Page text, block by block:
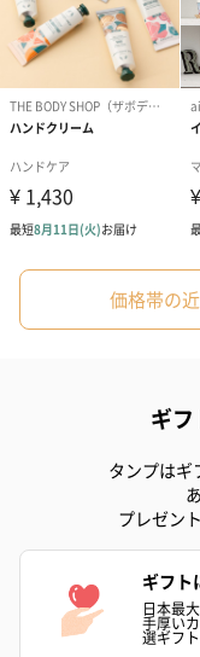
結婚祝い（御結婚御
祝）（110円）
結婚祝いちょい足し
結婚祝いギフトへの＋
商品と同梱してお届け
ブライダルロリポップ
（1,122円）
価格帯の
ギフ
タンプはギ
プレゼン
ギフト
日本最
手厚い
選ギフ